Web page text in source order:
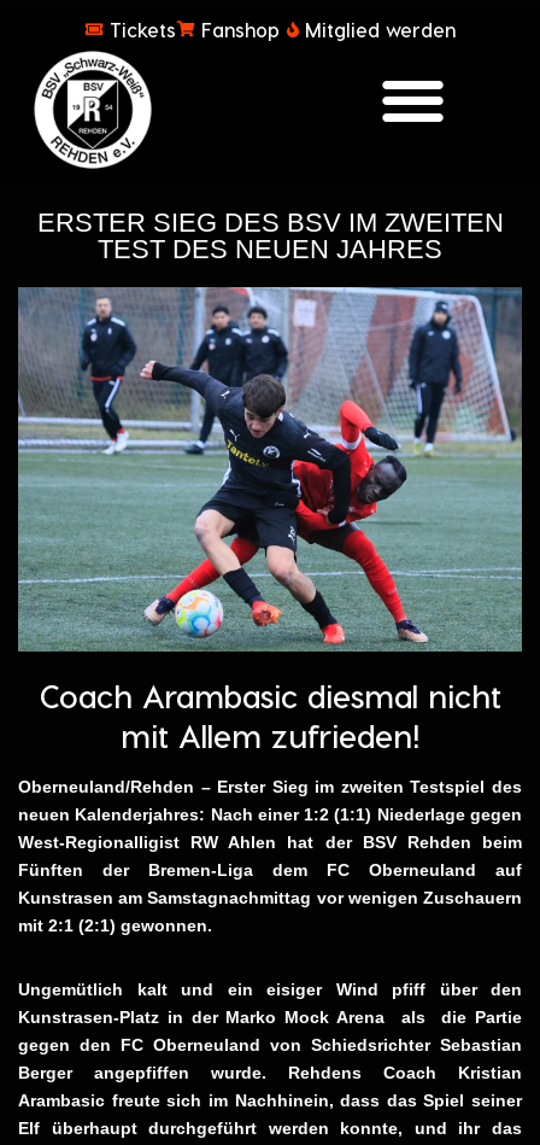
Tickets Fanshop Mitglied werden
ERSTER SIEG DES BSV IM ZWEITEN
TEST DES NEUEN JAHRES
Coach Arambasic diesmal nicht
mit Allem zufrieden!
Oberneuland/Rehden – Erster Sieg im zweiten Testspiel des
neuen Kalenderjahres: Nach einer 1:2 (1:1) Niederlage gegen
West-Regionalligist RW Ahlen hat der BSV Rehden beim
Fünften der Bremen-Liga dem FC Oberneuland auf
Kunstrasen am Samstagnachmittag vor wenigen Zuschauern
mit 2:1 (2:1) gewonnen.
Ungemütlich kalt und ein eisiger Wind pfiff über den
Kunstrasen-Platz in der Marko Mock Arena als die Partie
gegen den FC Oberneuland von Schiedsrichter Sebastian
Berger angepfiffen wurde. Rehdens Coach Kristian
Arambasic freute sich im Nachhinein, dass das Spiel seiner
Elf überhaupt durchgeführt werden konnte, und ihr das